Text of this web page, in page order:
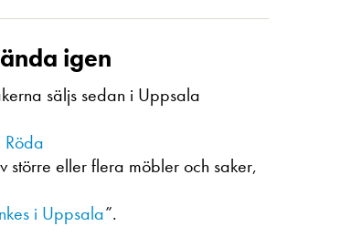
igen
säljs sedan i Uppsala
Röda
större eller flera möbler och saker,
i Uppsala”.